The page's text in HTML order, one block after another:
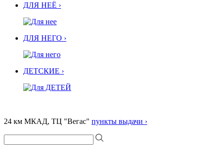
ДЛЯ НЕЁ ›
ДЛЯ НЕГО ›
ДЕТСКИЕ ›
24 км МКАД, ТЦ "Вегас" пункты выдачи ›